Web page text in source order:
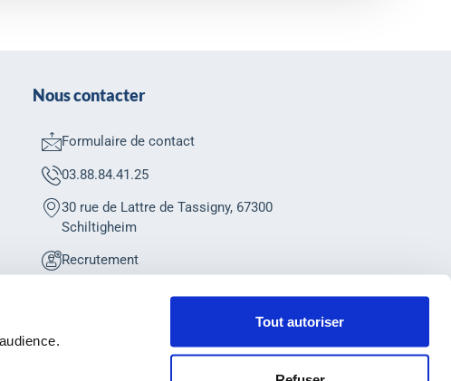
Tout autoriser
Nous contacter
Formulaire de contact
03.88.84.41.25
30 rue de Lattre de Tassigny, 67300
Schiltigheim
Recrutement